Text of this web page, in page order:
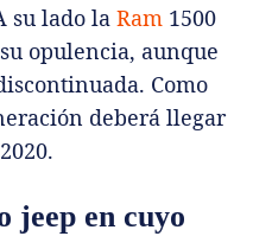
su lado la Ram 1500
opulencia, aunque
Como
deberá llegar
jeep en cuyo